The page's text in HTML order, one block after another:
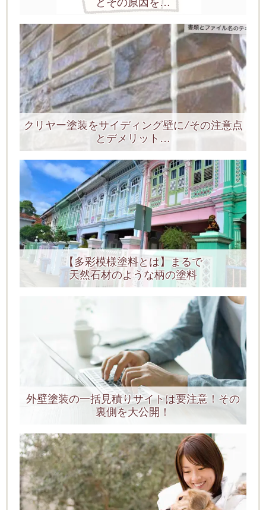
クリヤー塗装をサイディング壁に/その注意点
とデメリット…
【多彩模様塗料とは】まるで
天然石材のような柄の塗料
外壁塗装の一括見積りサイトは要注意！その
裏側を大公開！